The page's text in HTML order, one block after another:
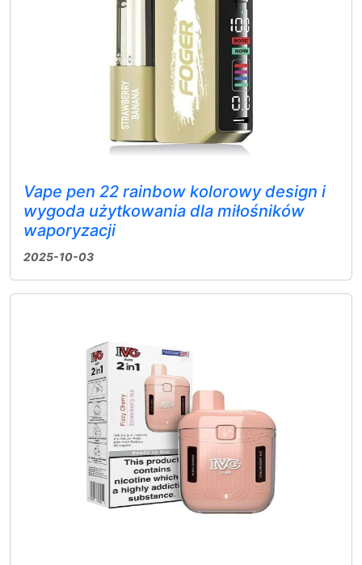
Vape pen 22 rainbow kolorowy design i
wygoda użytkowania dla miłośników
waporyzacji
2025-10-03